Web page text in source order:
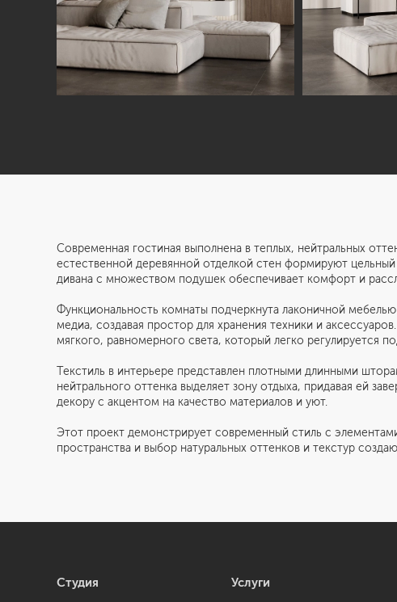
Современная гостиная выполнена в теплых, нейтральных
естественной деревянной отделкой стен формируют
дивана с множеством подушек обеспечивает комфорт и
Функциональность комнаты подчеркнута лаконичной
медиа, создавая простор для хранения техники и
мягкого, равномерного света, который легко регулируется
Текстиль в интерьере представлен плотными длинными
нейтрального оттенка выделяет зону отдыха, придавая ей
декору с акцентом на качество материалов и уют.
Этот проект демонстрирует современный стиль с
пространства и выбор натуральных оттенков и текстур
Студия Услуги